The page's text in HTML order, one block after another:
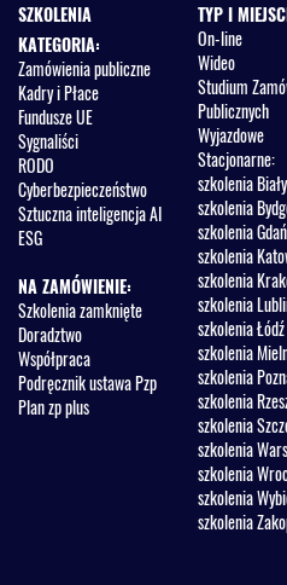
SZKOLENIA
KATEGORIA:
Zamówienia publiczne
Kadry i Płace
Fundusze UE
Sygnaliści
RODO
Cyberbezpieczeństwo
Sztuczna inteligencja AI
ESG
NA ZAMÓWIENIE:
Szkolenia zamknięte
Doradztwo
Współpraca
Podręcznik ustawa Pzp
Plan zp plus
TYP I
On-line
Wideo
Studium
Publicznych
Wyjazdowe
Stacjonarne:
szkolenia
szkolenia
szkolenia
szkolenia
szkolenia
szkolenia
szkolenia Łódź
szkolenia
szkolenia
szkolenia
szkolenia
szkolenia
szkolenia
szkolenia
szkolenia